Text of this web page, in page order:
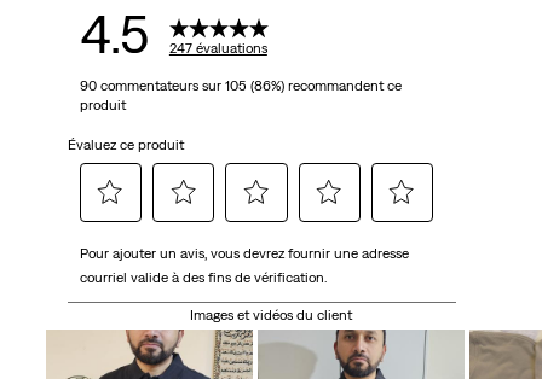
4.5 247 évaluations
90 commentateurs sur 105 (86%) recommandent ce
produit
Évaluez ce produit
pour
évaluer
pour
évaluer
l'article
à
2
pour
évaluer
l'article
à
3
pour
évaluer
l'article
à
pour
à
5
Pour ajouter un avis, vous devrez fournir une adresse
courriel valide à des fins de vérification.
Images et vidéos du client